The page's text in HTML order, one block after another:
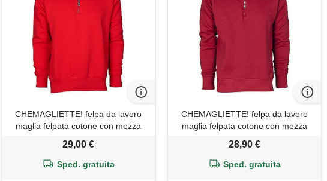
CHEMAGLIETTE! felpa da lavoro
maglia felpata cotone con mezza
rosso, taglia: s
29,00 €
Sped. gratuita
CHEMAGLIETTE! felpa da lavoro
maglia felpata cotone con mezza
bordeaux, taglia: xl
28,90 €
Sped. gratuita